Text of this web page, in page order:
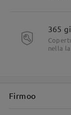
365
nella
Firmoo